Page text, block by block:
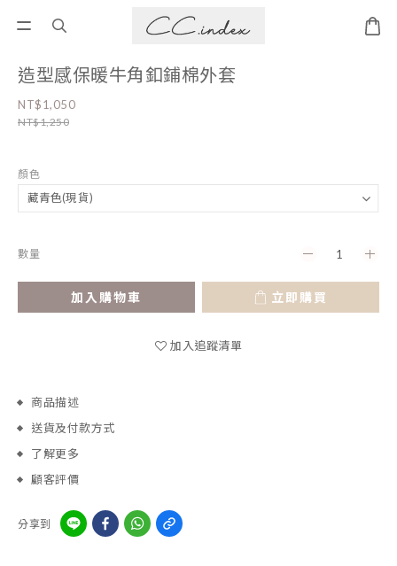
造型感保暖牛角釦鋪棉外套
NT$1,050
NT$1,250
顏色
數量
加入購物車 立即購買
加入追蹤清單
商品描述
送貨及付款方式
了解更多
顧客評價
分享到